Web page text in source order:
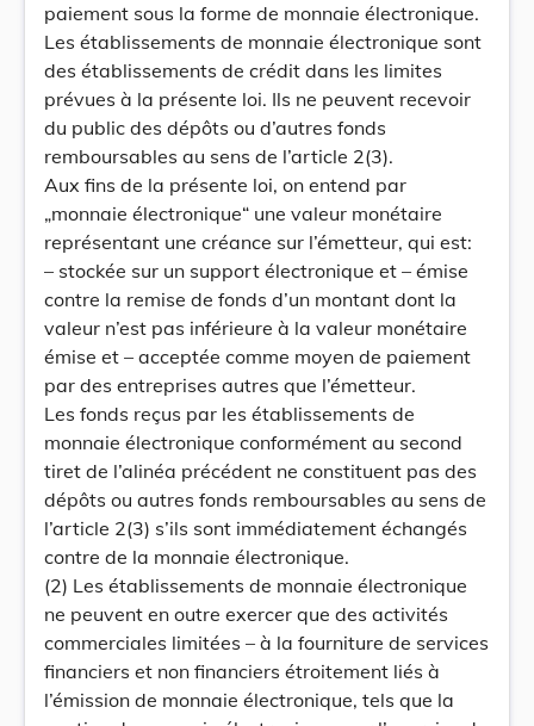
paiement sous la forme de monnaie électronique.
Les établissements de monnaie électronique sont
des établissements de crédit dans les limites
prévues à la présente loi. Ils ne peuvent recevoir
du public des dépôts ou d’autres fonds
remboursables au sens de l’article 2(3).
Aux fins de la présente loi, on entend par
„monnaie électronique“ une valeur monétaire
représentant une créance sur l’émetteur, qui est:
– stockée sur un support électronique et – émise
contre la remise de fonds d’un montant dont la
valeur n’est pas inférieure à la valeur monétaire
émise et – acceptée comme moyen de paiement
par des entreprises autres que l’émetteur.
Les fonds reçus par les établissements de
monnaie électronique conformément au second
tiret de l’alinéa précédent ne constituent pas des
dépôts ou autres fonds remboursables au sens de
l’article 2(3) s’ils sont immédiatement échangés
contre de la monnaie électronique.
(2) Les établissements de monnaie électronique
ne peuvent en outre exercer que des activités
commerciales limitées – à la fourniture de services
financiers et non financiers étroitement liés à
l’émission de monnaie électronique, tels que la